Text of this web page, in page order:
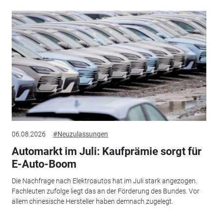
06.08.2026 #Neuzulassungen
Automarkt im Juli: Kaufprämie sorgt für
E-Auto-Boom
Die Nachfrage nach Elektroautos hat im Juli stark angezogen.
Fachleuten zufolge liegt das an der Förderung des Bundes. Vor
allem chinesische Hersteller haben demnach zugelegt.